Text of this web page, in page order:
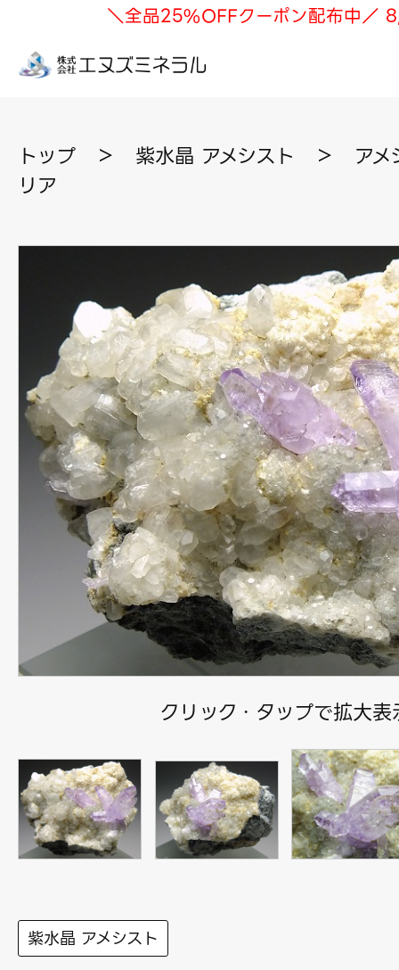
＼全品25%OFFクーポン配布中／
トップ ＞ 紫水晶 アメシスト ＞
ア
リア
クリック・タップで拡大表
紫水晶 アメシスト